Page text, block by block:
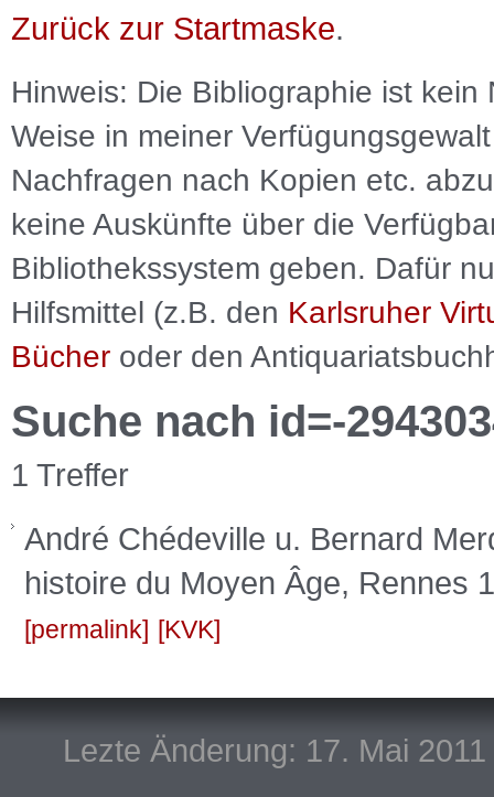
Zurück zur Startmaske.
Hinweis: Die Bibliographie ist kein
Weise in meiner
Nachfragen nach Kopien etc.
keine Auskünfte über die
Bibliothekssystem geben. Dafür
Hilfsmittel (z.B. den Karlsruher
Bücher oder den
Suche nach id=-
1 Treffer
André Chédeville u. Bernard
histoire du Moyen Âge, Rennes
permalink KVK
Lezte Änderung: 17. Mai